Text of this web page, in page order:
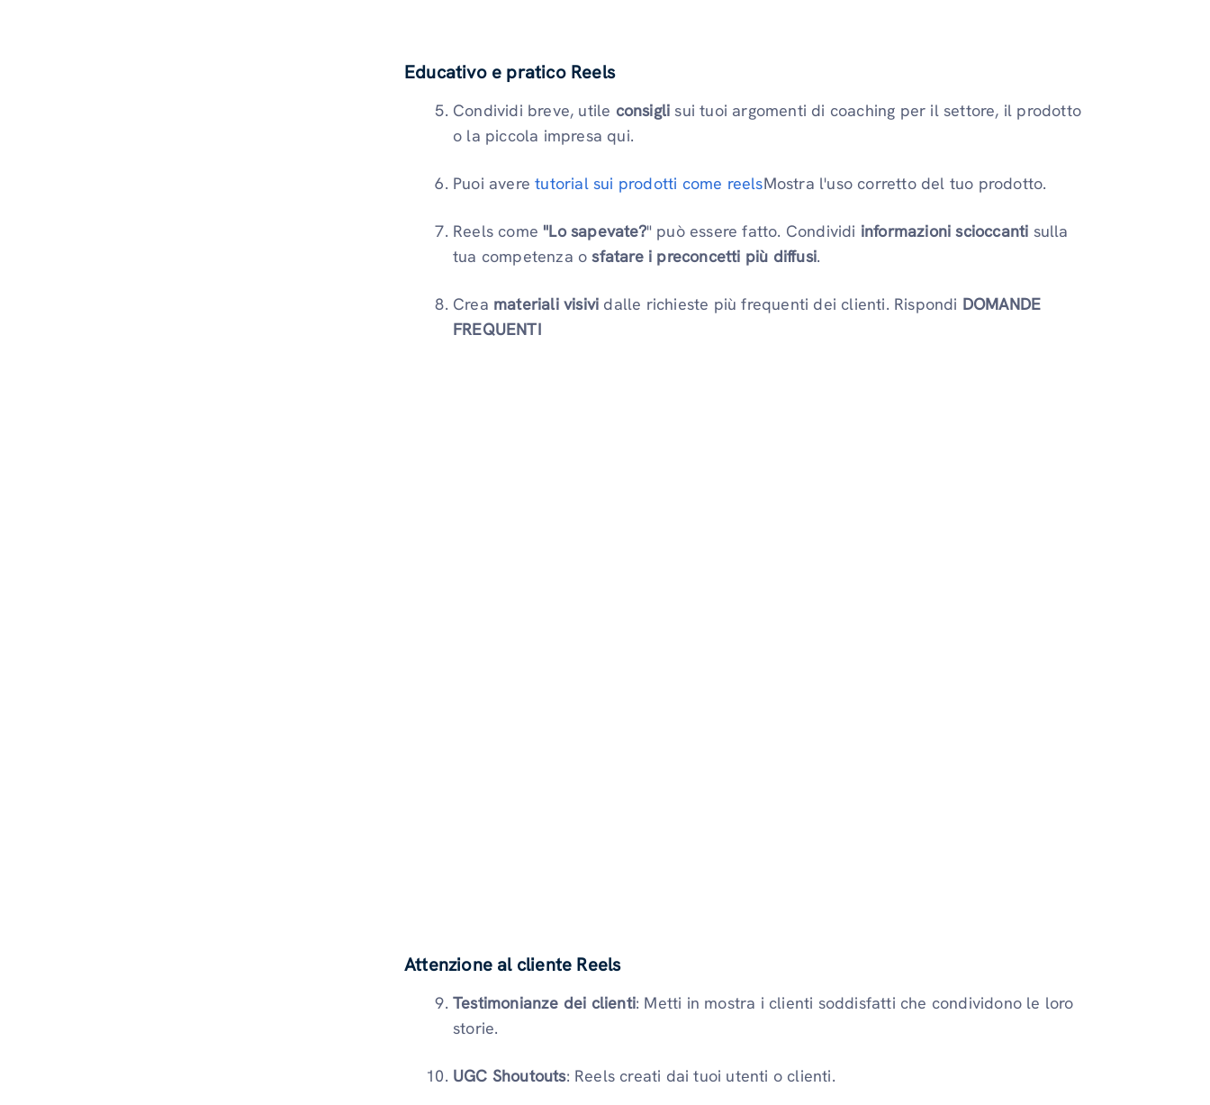
Educativo e pratico Reels
Condividi breve, utile consigli sui tuoi argomenti di coaching per il settore, il prodotto
o la piccola impresa qui.
Puoi averetutorial sui prodotti come reelsMostra l'uso corretto del tuo prodotto.
Reels come "Lo sapevate?" può essere fatto. Condividi informazioni scioccanti sulla
tua competenza osfatare i preconcetti più diffusi.
Crea materiali visivi dalle richieste più frequenti dei clienti. Rispondi DOMANDE
FREQUENTI
Attenzione al cliente Reels
Testimonianze dei clienti: Metti in mostra i clienti soddisfatti che condividono le loro
storie.
UGC Shoutouts: Reels creati dai tuoi utenti o clienti.